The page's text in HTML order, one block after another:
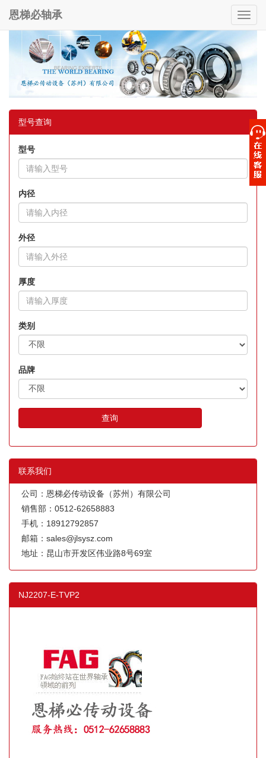
恩梯必轴承
型号查询
型号
内径
外径
厚度
类别
品牌
查询
联系我们
公司：恩梯必传动设备（苏州）有限公司
销售部：0512-62658883
手机：18912792857
邮箱：sales@jlsysz.com
地址：昆山市开发区伟业路8号69室
NJ2207-E-TVP2